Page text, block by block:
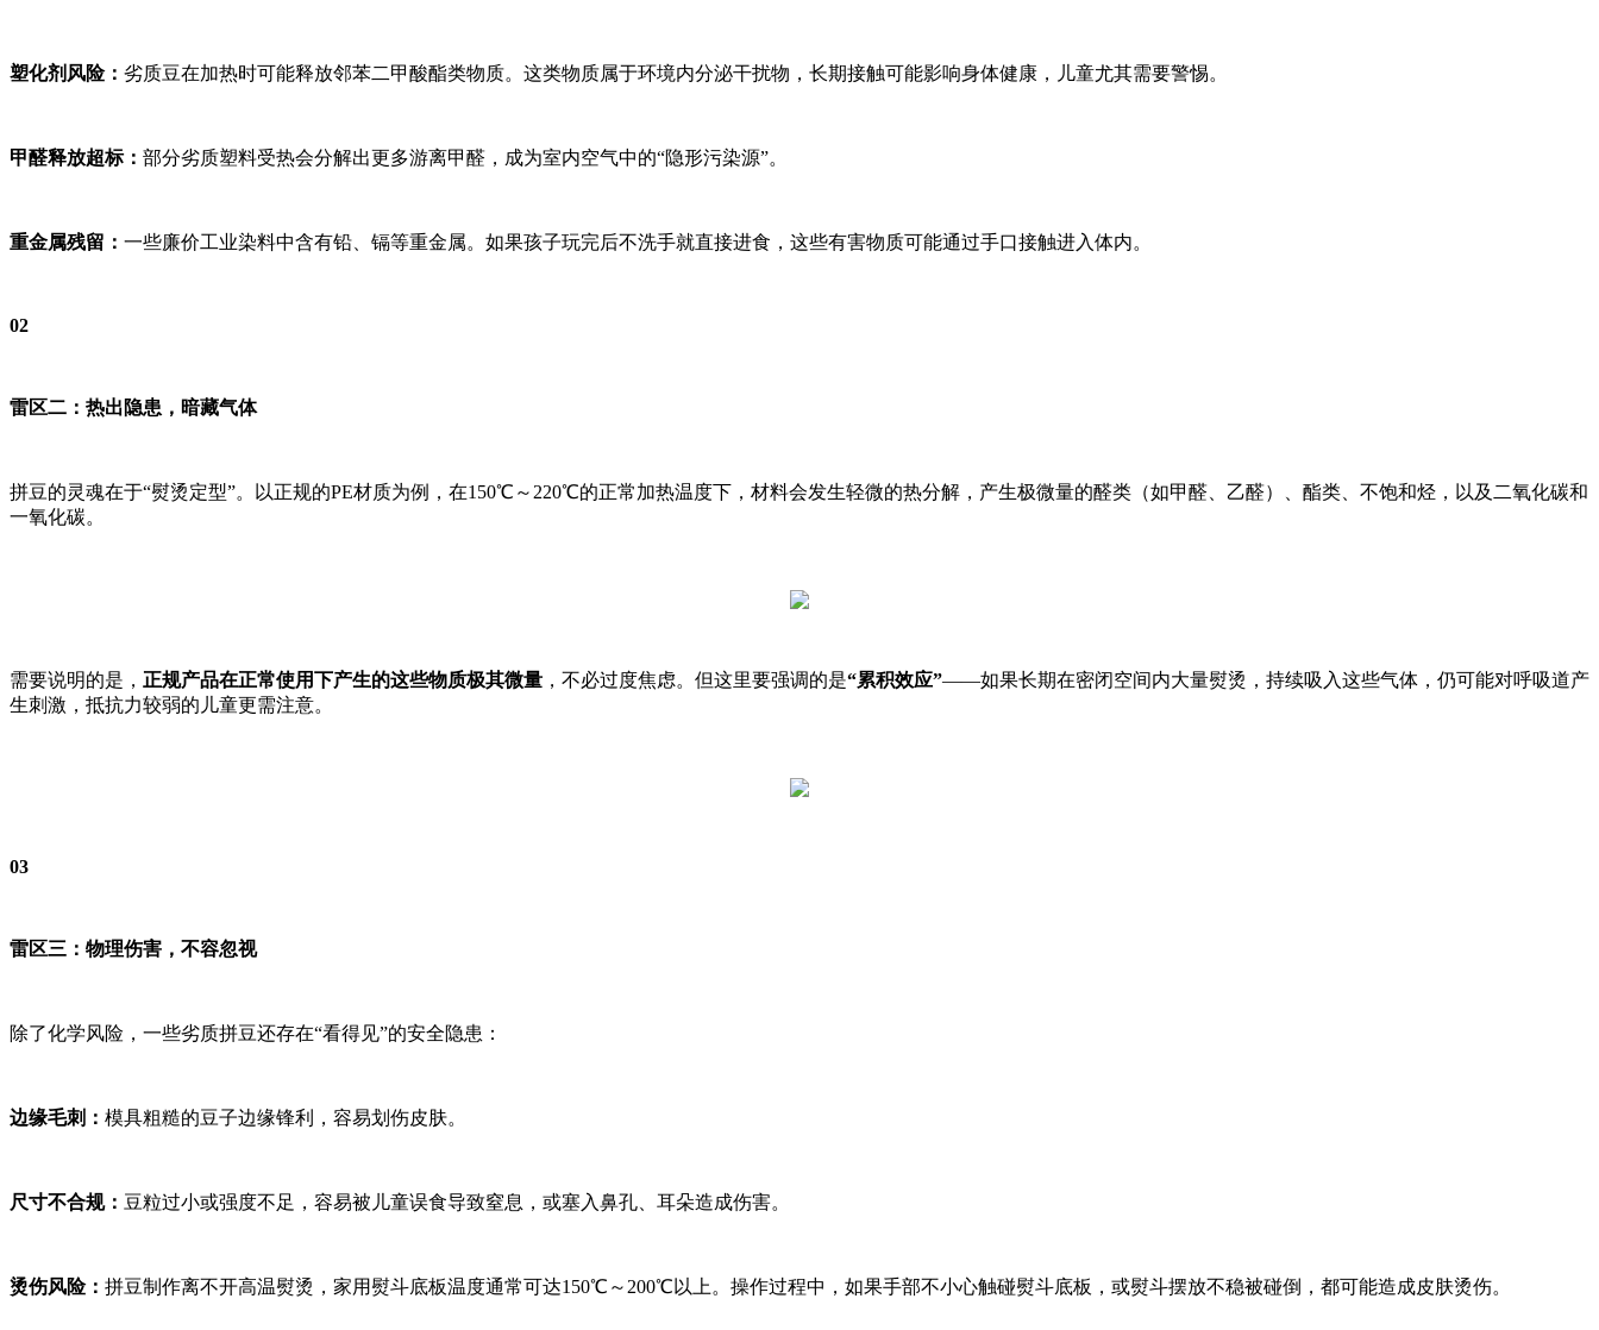
塑化剂风险： 劣质豆在加热时可能释放邻苯二甲酸酯类物质。这类物质属于环境内分泌干扰物，长期接触可能影响身体健康，儿童尤其需要警惕。
甲醛释放超标： 部分劣质塑料受热会分解出更多游离甲醛，成为室内空气中的“隐形污染源”。
重金属残留 ： 一些廉价工业染料中含有铅、镉等重金属。如果孩子玩完后不洗手就直接进食，这些有害物质可能通过手口接触进入体内。
02
雷区二：热出隐患，暗藏气体
拼豆的灵魂在于“熨烫定型”。以正规的PE材质为例，在150℃～220℃的正常加热温度下，材料会发生轻微的热分解，产生极微量的醛类（如甲醛、乙醛）、酯类、不饱和烃，以及二氧化碳和
一氧化碳。
需要说明的是， 正规产品在正常使用下产生的这些物质极其微量 ，不必过度焦虑。但这里要强调的是“累积效应”——如果长期在密闭空间内大量熨烫，持续吸入这些气体，仍可能对呼吸道产
生刺激，抵抗力较弱的儿童更需注意。
03
雷区三：物理伤害，不容忽视
除了化学风险，一些劣质拼豆还存在“看得见”的安全隐患：
边缘毛刺 ： 模具粗糙的豆子边缘锋利，容易划伤皮肤。
尺寸不合规： 豆粒过小或强度不足，容易被儿童误食导致窒息，或塞入鼻孔、耳朵造成伤害。
烫伤风险： 拼豆制作离不开高温熨烫，家用熨斗底板温度通常可达150℃～200℃以上。操作过程中，如果手部不小心触碰熨斗底板，或熨斗摆放不稳被碰倒，都可能造成皮肤烫伤。